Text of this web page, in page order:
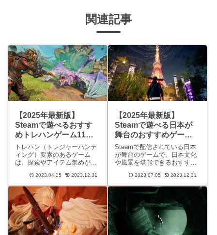
関連記事
【2025年最新版】
Steamで遊べるおすす
めトレハンゲーム11
選！
トレハン（トレジャーハンテ
ィング）要素のあるゲーム
は、探索やアイテム集めが楽
ます。Steamでも、そのよう
なトレハン要素があるゲーム
が数多くリリースされてお
り、Steam内でも人気のジャ
ンルです。そこで今回はSte
2023.04.25 2023.12.31
【2025年最新版】
Steamで遊べる日本が
舞台のおすすめゲーム
12選！
Steamで配信されている日本
が舞台のゲームで、日本文化
や風景を堪能できるおすすめ
史的な戦国時代を舞台にした
アクションRPGから、現代の
都市風景を描くシミュレーシ
ョンまで、幅広いジャンルが
登場。日本の魅力を満載した
2023.07.05 2023.12.31